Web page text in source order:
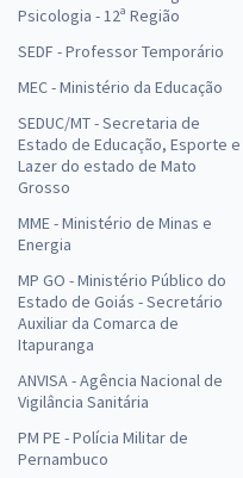
Psicologia - 12ª Região
SEDF - Professor Temporário
MEC - Ministério da Educação
SEDUC/MT - Secretaria de
Estado de Educação, Esporte e
Lazer do estado de Mato
Grosso
MME - Ministério de Minas e
Energia
MP GO - Ministério Público do
Estado de Goiás - Secretário
Auxiliar da Comarca de
Itapuranga
ANVISA - Agência Nacional de
Vigilância Sanitária
PM PE - Polícia Militar de
Pernambuco